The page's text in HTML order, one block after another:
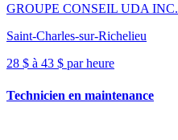
GROUPE CONSEIL UDA INC.
Saint-Charles-sur-Richelieu
28 $ à 43 $ par heure
Technicien en maintenance